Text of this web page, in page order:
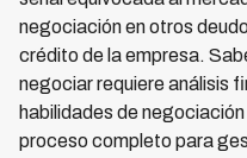
negociación en otros
crédito de la empresa.
negociar requiere análisis
habilidades de
proceso completo para